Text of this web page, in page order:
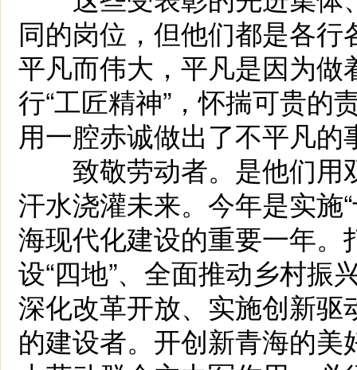
同的岗位，但他们都是各
平凡而伟大，平凡是因为
行“工匠精神”，怀揣可贵的
用一腔赤诚做出了不平凡的
致敬劳动者。是他们用
汗水浇灌未来。今年是实施
海现代化建设的重要一年
设“四地”、全面推动乡村振
深化改革开放、实施创新
的建设者。开创新青海的